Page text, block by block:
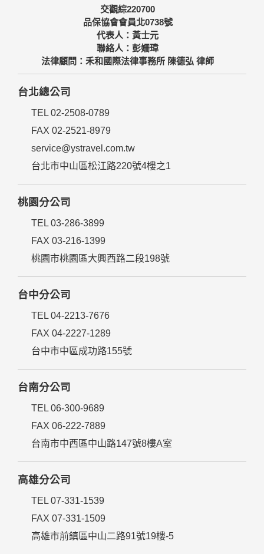
交觀綜220700
品保協會會員北0738號
代表人：黃士元
聯絡人：彭姍瑋
法律顧問：禾和國際法律事務所 陳德弘 律師
台北總公司
TEL 02-2508-0789
FAX 02-2521-8979
service@ystravel.com.tw
台北市中山區松江路220號4樓之1
桃園分公司
TEL 03-286-3899
FAX 03-216-1399
桃園市桃園區大興西路二段198號
台中分公司
TEL 04-2213-7676
FAX 04-2227-1289
台中市中區成功路155號
台南分公司
TEL 06-300-9689
FAX 06-222-7889
台南市中西區中山路147號8樓A室
高雄分公司
TEL 07-331-1539
FAX 07-331-1509
高雄市前鎮區中山二路91號19樓-5